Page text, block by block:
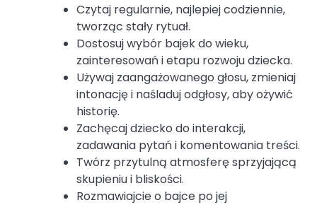
Czytaj regularnie, najlepiej codziennie,
tworząc stały rytuał.
Dostosuj wybór bajek do wieku,
zainteresowań i etapu rozwoju dziecka.
Używaj zaangażowanego głosu, zmieniaj
intonację i naśladuj odgłosy, aby ożywić
historię.
Zachęcaj dziecko do interakcji,
zadawania pytań i komentowania treści.
Twórz przytulną atmosferę sprzyjającą
skupieniu i bliskości.
Rozmawiajcie o bajce po jej